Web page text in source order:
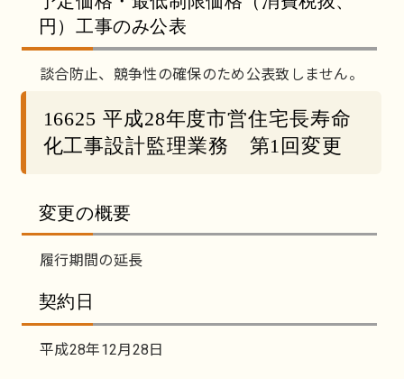
円）工事のみ公表
談合防止、競争性の確保のため公表致しません。
16625 平成28年度市営住宅長寿命
化工事設計監理業務 第1回変更
変更の概要
履行期間の延長
契約日
平成28年12月28日